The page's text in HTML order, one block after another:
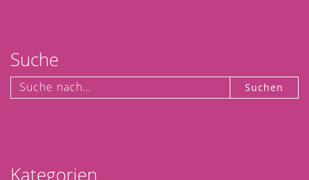
Suche
Suchen
Kategorien